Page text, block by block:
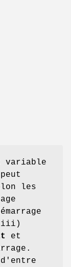
variable
les
(iii)
et